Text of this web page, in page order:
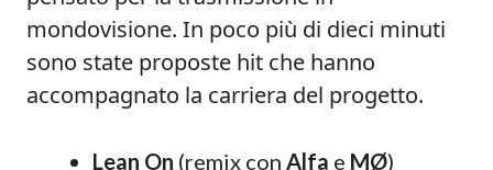
mondovisione. In poco più di dieci minuti
sono state proposte hit che hanno
accompagnato la carriera del progetto.
Lean On (remix con Alfa e MØ)